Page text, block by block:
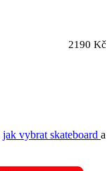
2190 Kč
jak vybrat skateboard a